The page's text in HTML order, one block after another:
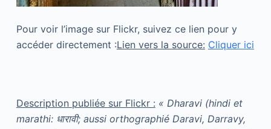
Pour voir l’image sur Flickr, suivez ce lien pour y
accéder directement :Lien vers la source: Cliquer ici
Description publiée sur Flickr : « Dharavi (hindi et marathi: धारावी; aussi orthographié Daravi, Darravy, Dorrovy) est un bidonville à Mumbai, en Inde. C’est l’un des plus grands bidonvilles du monde. Le bidonville Dharavi a été fondé dans les années 1880 pendant l’ère coloniale britannique. Le bidonville a grandi en partie en raison de l’expulsion des usines et des résidents du centre-ville péninsulaire par le gouvernement colonial et des pauvres ruraux migrant vers l’Urban Mumbai (alors appelé Bombay). Dharavi moderne a été fondé dans les années 40, une fois que les Britanniques ont quitté l’Inde, et une fois que les détenteurs de propriétés majoritaires de la région, Shantilal Nemchand et Co ont vendu leurs propriétés, permettant de construire des maisons. Il s’agit actuellement d’un règlement multi-religieux, multiethnique et diversifié. Les estimations totales de la population de Dharavi varient entre 300 000 et environ 1 million. Dharavi possède une économie informelle active dans laquelle de nombreuses entreprises ménagères emploient de nombreux résidents des bidonvilles. Il exporte des marchandises dans le monde. Le cuir, les textiles et les produits de poterie font partie des marchandises fabriquées à l’intérieur de Dharavi par les résidents du bidonville. Le chiffre d’affaires annuel total a été estimé à plus de 500 millions de dollars américains. Dharavi a souffert de nombreuses incidences d’épidémies et d’autres catastrophes. Il couvre actuellement une superficie de 217 hectares. Histoire Au XVIIIe siècle, Dharavi était une île. En février 1739, Chimnaji Appa a attaqué Bassein. Avant cela, il a pris possession de Dharavi. La zone de Dharavi actuelle était principalement un marécage de mangrove avant la fin du XIXe siècle, habité par des pêcheurs Koli. Dharavi a ensuite été appelé le village de Koliwadas. ;ère coloniale Mumbai est l’un des centres de l’urbanisation de l’Inde depuis 200 ans. Au milieu du XIXe siècle, après des décennies de croissance urbaine sous la société des Indes orientales et le Raj britannique, la population de la ville a atteint un demi-million. La zone urbaine couvrait alors principalement l’extension sud de la péninsule de Mumbai, la densité de la population était plus de 10 fois plus élevée que Londres à l’époque. La plupart des parties de Mumbai ont été confrontées à une pénurie aiguë de logements et à de graves problèmes avec la fourniture d’eau, d’assainissement et de drainage. Les zones résidentielles ont été séparées à Mumbai entre les quartiers résidentiels européens et natifs. Les bidonvilles étaient fortement concentrés dans les zones destinées à la population indienne «indigène», et elle n’a attiré aucune planification ou un investissement de type Londres pour la qualité de vie de ses habitants. Des conditions insalubres ont tourmenté Mumbai, en particulier dans la soi-disant ville indigène, la section séparée où vivaient les Indiens. En 1869, comme pour les épidémies du XIXe siècle dans les bidonvilles européens, la peste bubonique s’est propagée à Mumbai puis dans la majeure partie de l’Inde. ;épidémie a tué près de 200 000 personnes à Mumbai et 8 millions en Inde. Dans les années 1880, préoccupés par les épidémies, le gouvernement colonial britannique a expulsé les industries polluantes et de nombreux résidents indiens de la ville natale, loin de la partie péninsulaire de la ville, à un bord lointain de la ville au nord dans le village de Koliwadas. Ainsi est né Dharavi. Les industries les plus polluantes étaient des tanneries, et la première tannerie a déménagé de Mumbai péninsulaire à Dharavi en 1887. Les gens qui travaillaient avec le cuir, généralement une profession de castes hindoues les plus basses et des Indiens musulmans, ont emménagé à Dharavi. Les autres premiers colons comprenaient les Kumbars, une grande communauté de potiers gujarati (une autre industrie polluante). Le gouvernement colonial leur a accordé une location foncière de 99 ans en 1895. Les migrants ruraux à la recherche d’emplois versés à Mumbai, et sa population a grimpé au-delà d’un million. D’autres artisans, comme les travailleurs de la broderie de l’Uttar Pradesh, ont commencé le commerce des vêtements prêts à l’emploi. Ces industries ont créé des emplois, le travail a emménagé, mais il n’y a eu aucun effort pour planifier ou investir dans une infrastructure à Dharavi ou à proximité. Les quartiers d’habitation et les petites usines sont devenus au hasard, sans provision pour l’assainissement, les drains, l’eau potable, les routes ou d’autres services de base. La première mosquée de Dharavi, Badi Masjid, a commencé en 1887 et le plus ancien temple hindou, Ganesh Mandir, a été construit en 1913. Un grand afflux de migrants tamouls est venu dans les années 1920. La première école tamoule de Bombay et la première école de Dharavi ont été construites en 1924. Après l’indépendance de l’indépendance de l’Inde par rapport à la domination coloniale en 1947, Dharavi était devenu le plus grand bidonville de Mumbai et de toute l’Inde. Il y avait encore quelques espaces vides, qui ont continué à servir de terrain de décharge pour les opérateurs de la ville. Mumbai, quant à lui, a continué à grandir en tant que ville. Bientôt, Dharavi a été entouré de la ville et est devenu un centre clé pour l’économie informelle. La coopérative Housing Society de Dharavi a été formée dans les années 1960 pour élever la vie de milliers d’habitants de bidonvilles par l’initiative de Shri. MV Duraiswamy, travailleuse sociale bien connue et chef du Congrès de cette région. La Dharavi Co-operative Housing Society a promu 338 appartements et 97 magasins et a été nommé « Dr Strength Garg ». À la fin du 20e siècle, Dharavi a occupé environ 175 hectares, avec une densité de population étonnante de plus de 2900 personnes par hectare. Demographie La population actuelle totale du bidonville Dharavi est inconnue et les estimations varient considérablement. Certaines sources suggèrent qu’elle est de 300 000 à environ un million. Avec Dharavi répandu plus de 200 hectares, cela correspond à une estimation moyenne de la densité de la population comprise entre 1500 et 5000. Environ 33% de la population de Dharavi est musulmane, contre 13% de la population moyenne de musulmans en Inde. La population chrétienne est estimée à environ 6%, tandis que les autres sont principalement des hindous (60%), certains bouddhistes et autres religions minoritaires. Parmi les hindous, environ 20% travaillent sur la production de peau d’animaux, les tanneries et les articles en cuir. D’autres hindous se spécialisent dans le travail de poterie, la fabrication de produits textiles, le commerce de détail et le commerce, les distilleries et autres professions de caste – toutes ces opérations de ménages à petite échelle. Les habitants des bidonvilles sont de toute l’Inde, des personnes qui ont migré des régions rurales de nombreux États différents. Le bidonville a de nombreuses mosquées, temples et églises pour servir les gens de l’islam, des confessions hindoues et chrétiennes; avec Badi Masjid, une mosquée, comme la plus ancienne structure religieuse de Dharavi. Emplacement et caractéristiques que Dharavi est situé entre les deux principales lignes de chemin de fer de banlieue de Mumbai, les chemins de fer occidentaux et centraux. À l’ouest se trouvent Mahim et Bandra, et au nord se trouve la rivière Mithi, qui se vide dans la mer d’Oman à travers le ruisseau Mahim. Au sud et à l’est se trouvent Sion et Matunga. Son emplacement et ses mauvais systèmes de drainage rendent Dharavi particulièrement vulnérable aux inondations pendant la saison des pluies. Dharavi a une densité de population élevée, et comme avec d’autres bidonvilles mondiaux, surpeuplé. Ce sont surtout des structures de faible hauteur entourées de la ville de Mumbai. Dans la plupart des grandes villes, l’indice d’espace de plancher (FSI) varie de 5 à 15 dans le quartier central des affaires (CBD) à environ 0,5, ou moins, dans la banlieue. Le FSI de Dharavi est très bas. Pourtant, à Mumbai cher, Dharavi fournit une alternative bon marché où les loyers étaient aussi bas que 4 $ US par mois en 2006. Il y a un désaccord si Dharavi est le plus grand bidonville de Mumbai. Certaines sources affirment que d’autres bidonvilles à Mumbai sont devenus plus grands que Dharavi. D’autres sources ne sont pas d’accord et classent Dharavi comme le plus grand bidonville en Inde. Économie En plus des industries traditionnelles de la poterie et du textile à Dharavi, il existe une industrie de recyclage de plus en plus grande, traitant les déchets recyclables d’autres parties de Mumbai. Le district compte environ 5 000 entreprises et 15 000 usines à une pièce. Dharavi exporte des marchandises dans le monde. Le chiffre d’affaires total (et largement informel) est estimé entre 500 millions de dollars, plus de 650 millions de dollars par an, pour plus de 1 milliard de dollars par an. Le revenu par habitant des résidents, selon la population estimée de 300 000 à environ 1 million, varie entre 500 US à 2000 $ US par an. Des plans de réaménagement Il y a eu de nombreux plans depuis 1997 pour réaménager Dharavi comme les anciens bidonvilles de Hong Kong comme Tai Hang. En 2004, le coût du réaménagement était estimé à 5 000 crore INR (810 millions de dollars américains). Des entreprises du monde entier ont soumis à réaménager Dharavi, notamment Lehman Brothers, Dubai’s Limitless et Singapore&;s Capitaland Ltd. Le dernier plan de réaménagement urbain proposé pour la région de Dharavi est géré par l’architecte formé par les États-Unis Mukesh Mehta. Le plan implique la construction de 2 800 000 mètres carrés de logements, d’écoles, de parcs et de routes pour desservir les 57 000 familles résidant dans la région, ainsi que 3 700 000 mètres carrés d’espace résidentiel et commercial à vendre. Il y a eu une opposition locale importante aux plans, en grande partie parce que les résidents existants ne devraient recevoir que 25,0 mètres carrés de terrain cha